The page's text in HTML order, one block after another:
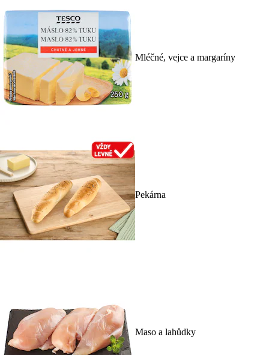
Mléčné, vejce a margaríny
Pekárna
Maso a lahůdky